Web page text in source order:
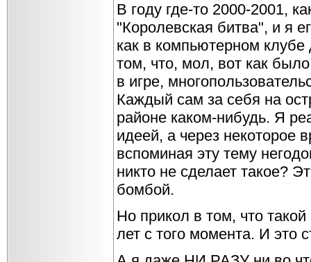
В году где-то 2000-2001,
"Королевская битва", и я
как в компьютерном
том, что, мол, вот как
в игре,
Каждый сам за себя на
районе каком-нибудь. Я
идеей, а через некоторое
вспоминая эту тему
никто не сделает такое?
бомбой.
Но прикол в том, что
лет с того момента. И это